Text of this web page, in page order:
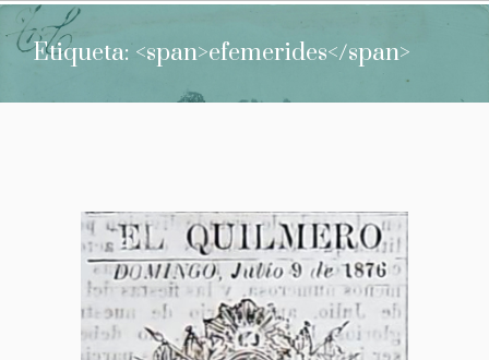
Etiqueta: <span>efemerides</span>